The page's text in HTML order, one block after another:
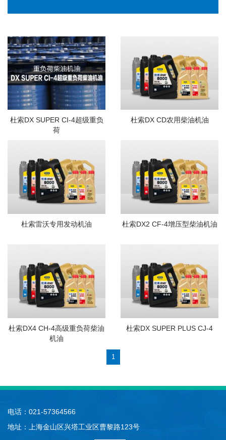
杜索DX SUPER CI-4超级重负
荷
杜索DX CD农用柴油机油
杜索雷沃专用发动机油 杜索DX2 CF-4增压型柴油机油
杜索DX4 CH-4高级重负荷柴油
机油
杜索DX SUPER PLUS CJ-4
1
电话：021-57364566
地址：上海金山区兴塔工业区曹黎路123号